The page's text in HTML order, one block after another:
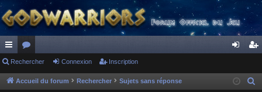
ac
co
or
u ne cri
Rechercher Connexion Inscription
Accueil du forum Rechercher Sujets sans réponse